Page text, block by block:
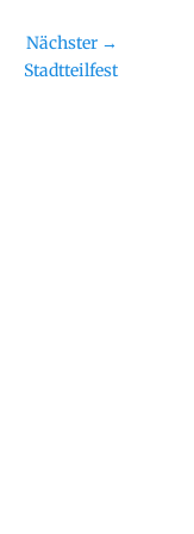
Nächster →
Stadtteilfest